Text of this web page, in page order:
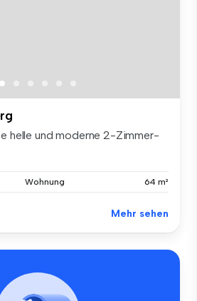
helle und moderne 2-Zimmer-
Wohnung 64 m²
Mehr sehen